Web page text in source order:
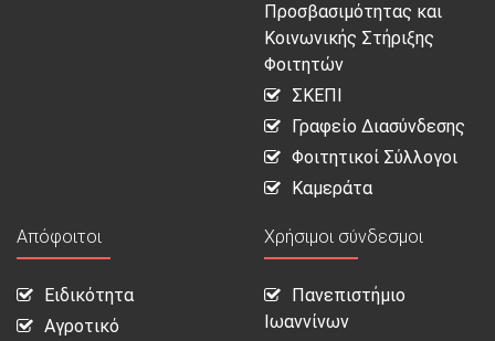
Προσβασιμότητας και
Κοινωνικής Στήριξης
Φοιτητών
ΣΚΕΠΙ
Γραφείο Διασύνδεσης
Φοιτητικοί Σύλλογοι
Καμεράτα
Απόφοιτοι
Ειδικότητα
Αγροτικό
Χρήσιμοι σύνδεσμοι
Πανεπιστήμιο
Ιωαννίνων